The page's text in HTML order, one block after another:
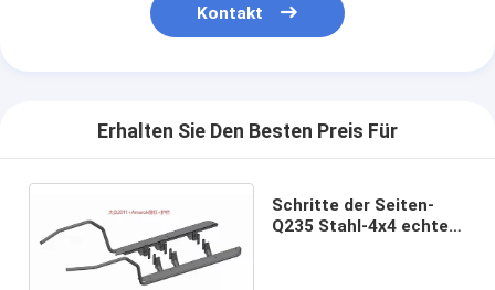
Kontakt
Erhalten Sie Den Besten Preis Für
Schritte der Seiten-
Q235 Stahl-4x4 echte